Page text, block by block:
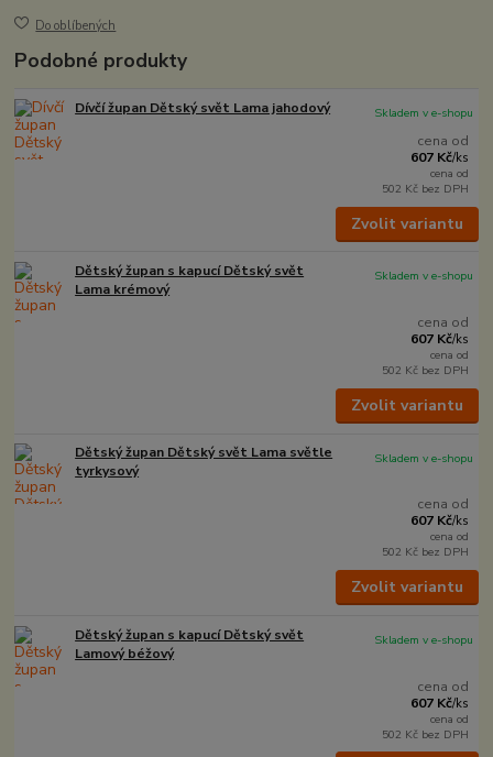
Do oblíbených
Podobné produkty
Dívčí župan Dětský svět Lama jahodový
cena od
607 Kč/ks
cena od
502 Kč bez DPH
Skladem v e-shopu
Zvolit variantu
Dětský župan s kapucí Dětský svět
Lama krémový
cena od
607 Kč/ks
cena od
502 Kč bez DPH
Skladem v e-shopu
Zvolit variantu
Dětský župan Dětský svět Lama světle
tyrkysový
cena od
607 Kč/ks
cena od
502 Kč bez DPH
Skladem v e-shopu
Zvolit variantu
Dětský župan s kapucí Dětský svět
Lamový béžový
cena od
607 Kč/ks
cena od
502 Kč bez DPH
Skladem v e-shopu